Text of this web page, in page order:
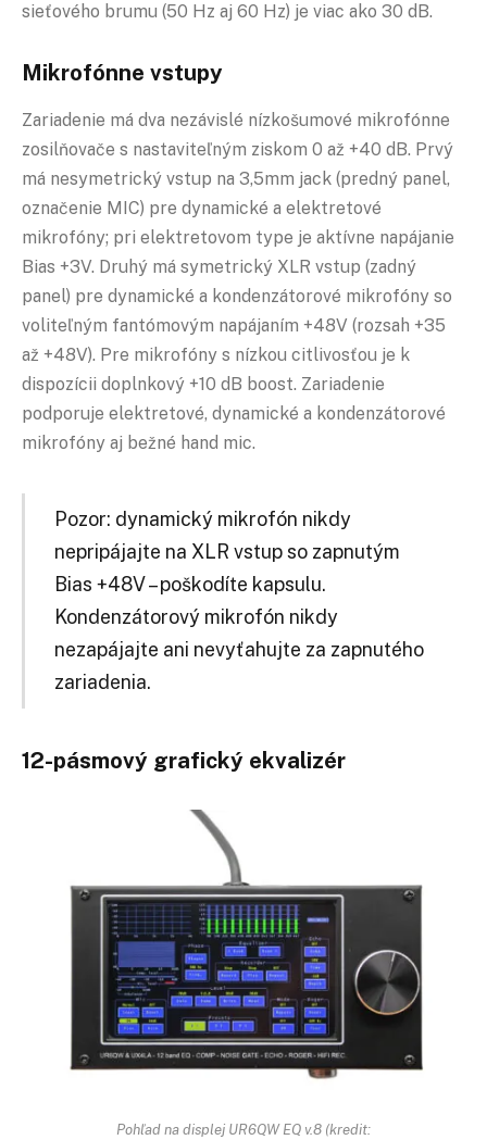
sieťového brumu (50 Hz aj 60 Hz) je viac ako 30 dB.
Mikrofónne vstupy
Zariadenie má dva nezávislé nízkošumové mikrofónne
zosilňovače s nastaviteľným ziskom 0 až +40 dB. Prvý
má nesymetrický vstup na 3,5mm jack (predný panel,
označenie MIC) pre dynamické a elektretové
mikrofóny; pri elektretovom type je aktívne napájanie
Bias +3V. Druhý má symetrický XLR vstup (zadný
panel) pre dynamické a kondenzátorové mikrofóny so
voliteľným fantómovým napájaním +48V (rozsah +35
až +48V). Pre mikrofóny s nízkou citlivosťou je k
dispozícii doplnkový +10 dB boost. Zariadenie
podporuje elektretové, dynamické a kondenzátorové
mikrofóny aj bežné hand mic.
Pozor: dynamický mikrofón nikdy
nepripájajte na XLR vstup so zapnutým
Bias +48V – poškodíte kapsulu.
Kondenzátorový mikrofón nikdy
nezapájajte ani nevyťahujte za zapnutého
zariadenia.
12-pásmový grafický ekvalizér
Pohľad na displej UR6QW EQ v.8 (kredit: